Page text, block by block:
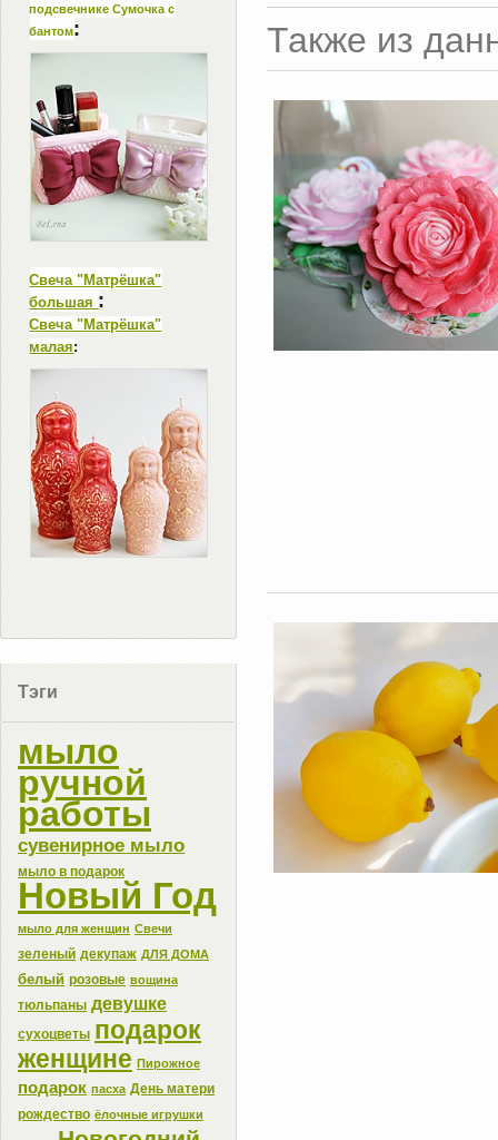
Также из
подсвечнике Сумочка с
бантом:
Свеча "Матрёшка"
большая :
Свеча "Матрёшка"
малая:
Тэги
мыло
ручной
работы
сувенирное мыло
мыло в подарок
Новый Год
мыло для женщин Свечи
зеленый декупаж ДЛЯ ДОМА
белый розовые вощина
тюльпаны девушке
сухоцветы подарок
женщине Пирожное
подарок пасха День матери
рождество ёлочные игрушки